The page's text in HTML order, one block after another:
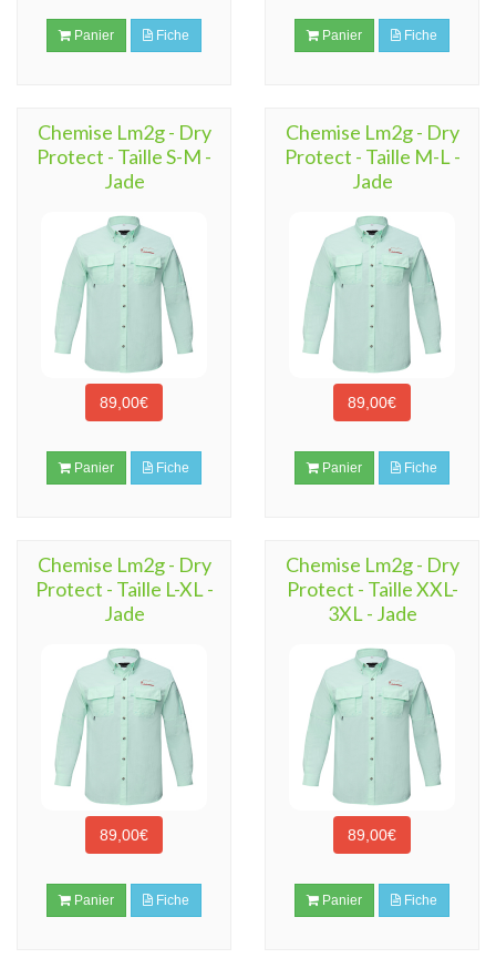
Panier Fiche Panier Fiche
Chemise Lm2g - Dry
Protect - Taille S-M -
Jade
89,00€
Panier Fiche
Chemise Lm2g - Dry
Protect - Taille M-L -
Jade
89,00€
Panier Fiche
Chemise Lm2g - Dry
Protect - Taille L-XL -
Jade
89,00€
Panier Fiche
Chemise Lm2g - Dry
Protect - Taille XXL-
3XL - Jade
89,00€
Panier Fiche